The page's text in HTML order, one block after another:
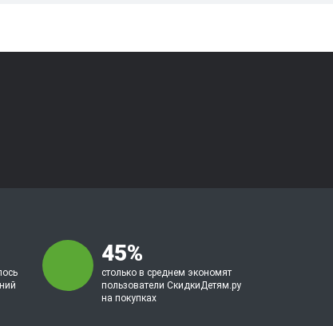
45%
столько в среднем экономят
пользователи СкидкиДетям.ру
на покупках